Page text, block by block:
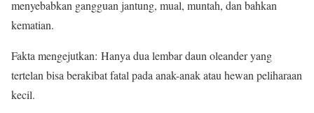
menyebabkan gangguan jantung, mual, muntah, dan bahkan
kematian.
Fakta mengejutkan: Hanya dua lembar daun oleander yang
tertelan bisa berakibat fatal pada anak-anak atau hewan peliharaan
kecil.